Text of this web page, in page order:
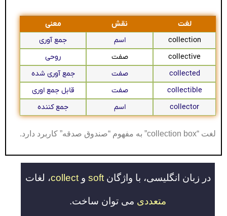
لغت نقش
معنی
collection
اسم
جمع آوری
collective
صفت
روحی
collected
صفت
جمع آوری شده
collectible
صفت
قابل جمع اوری
collector
اسم جمع کننده
لغت “collection box” به مفهوم “صندوق صدقه” کاربرد دارد.
در زبان انگلیسی، با واژگانsoft وcollect، لغات
متعددی می توان ساخت.